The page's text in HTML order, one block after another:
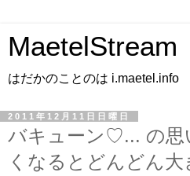
MaetelStream
はだかのことのは i.maetel.info
2011年12月11日日曜日
バキューン♡... の
くなるとどんどん